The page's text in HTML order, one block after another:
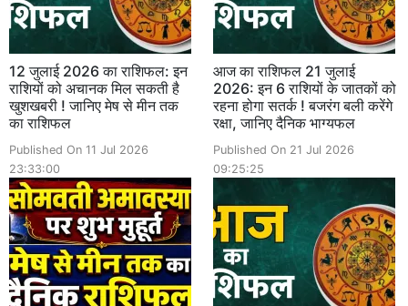
12 जुलाई 2026 का राशिफल: इन
राशियों को अचानक मिल सकती है
खुशखबरी ! जानिए मेष से मीन तक
का राशिफल
Published On 11 Jul 2026
23:33:00
आज का राशिफल 21 जुलाई
2026: इन 6 राशियों के जातकों को
रहना होगा सतर्क ! बजरंग बली करेंगे
रक्षा, जानिए दैनिक भाग्यफल
Published On 21 Jul 2026
09:25:25